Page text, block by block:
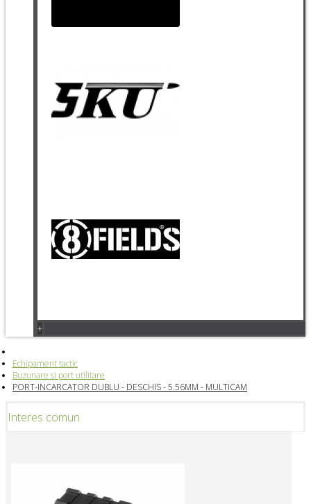
+
Echipament tactic
Buzunare si port utilitare
PORT-INCARCATOR DUBLU - DESCHIS - 5.56MM - MULTICAM
Interes comun